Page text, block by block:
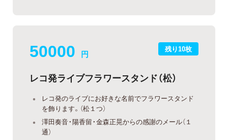
残り10枚
50000 円
レコ発ライブフラワースタンド（松）
レコ発のライブにお好きな名前でフラワースタンド
を飾ります。（松１つ）
澤田奏音・陽香留・金森正晃からの感謝のメール（１
通）